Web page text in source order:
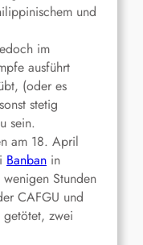
und
im
ausführt
(oder es
stetig
sein.
am 18. April
Banban in
Stunden
CAFGU und
zwei